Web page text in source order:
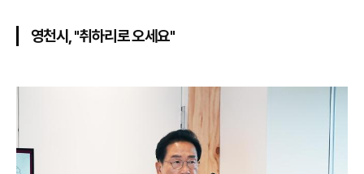
영천시, "취하리로 오세요"